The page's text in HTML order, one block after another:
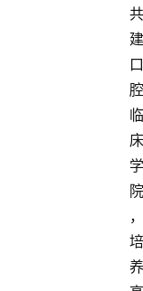
共
建
口
腔
临
床
学
院
，
培
养